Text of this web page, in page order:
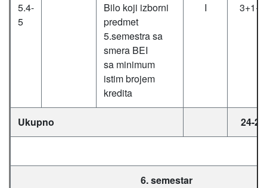
5.4-
5
Bilo koji izborni
predmet
5.semestra sa
smera BEI
sa minimum
istim brojem
kredita
I 3+1+1
Ukupno 24-25
6. semestar